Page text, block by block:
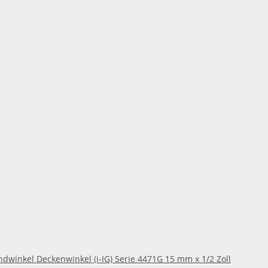
Deckenwinkel (i-IG) Serie 4471G 15 mm x 1/2 Zoll